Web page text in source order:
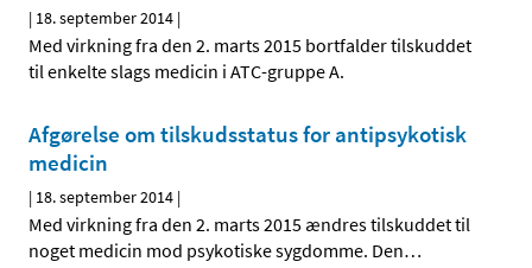
| 18. september 2014 |
Med virkning fra den 2. marts 2015 bortfalder tilskuddet
til enkelte slags medicin i ATC-gruppe A.
Afgørelse om tilskudsstatus for antipsykotisk
medicin
| 18. september 2014 |
Med virkning fra den 2. marts 2015 ændres tilskuddet til
noget medicin mod psykotiske sygdomme. Den…